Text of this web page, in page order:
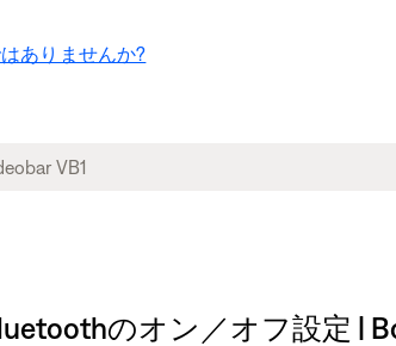
ありませんか?
のオン／オフ設定 |